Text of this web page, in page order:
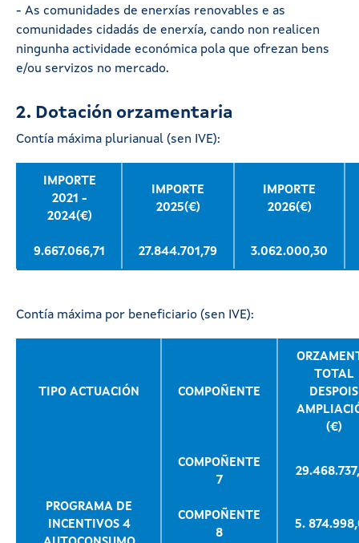
- As comunidades de enerxías renovables e as
comunidades cidadás de enerxía, cando non realicen
ningunha actividade económica pola que ofrezan bens
e/ou servizos no mercado.
2. Dotación orzamentaria
Contía máxima plurianual (sen IVE):
IMPORTE
2021 -
2024(€)
IMPORTE
2025(€)
IMPORTE
2026(€)
9.667.066,71 27.844.701,79 3.062.000,30
Contía máxima por beneficiario (sen IVE):
TIPO ACTUACIÓN COMPOÑENTE
TOTAL
DESPOIS
(€)
PROGRAMA DE
INCENTIVOS 4
COMPOÑENTE
7
COMPOÑENTE
8
5.